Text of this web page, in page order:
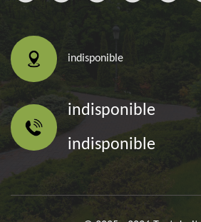
indisponible
indisponible
indisponible